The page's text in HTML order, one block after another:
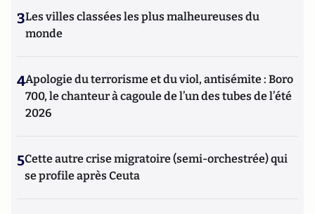
3Les villes classées les plus malheureuses du
monde
4Apologie du terrorisme et du viol, antisémite : Boro
700, le chanteur à cagoule de l’un des tubes de l’été
2026
5Cette autre crise migratoire (semi-orchestrée) qui
se profile après Ceuta